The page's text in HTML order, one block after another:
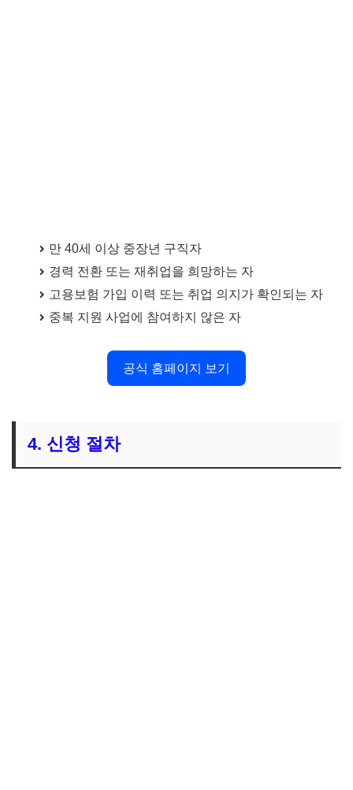
만 40세 이상 중장년 구직자
경력 전환 또는 재취업을 희망하는 자
고용보험 가입 이력 또는 취업 의지가 확인되는 자
중복 지원 사업에 참여하지 않은 자
공식 홈페이지 보기
4. 신청 절차